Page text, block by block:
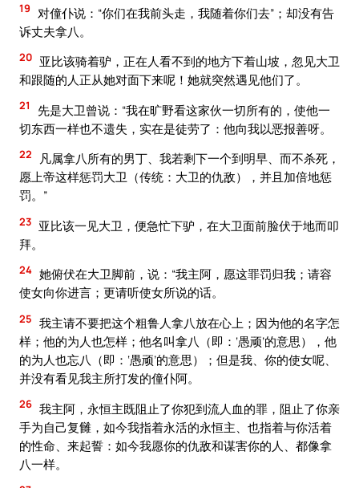
19
对僮仆说：“你们在我前头走，我随着你们去”；却没有告
诉丈夫拿八。
20 亚比该骑着驴，正在人看不到的地方下着山坡，忽见大卫
和跟随的人正从她对面下来呢！她就突然遇见他们了。
21
先是大卫曾说：“我在旷野看这家伙一切所有的，使他一
切东西一样也不遗失，实在是徒劳了：他向我以恶报善呀。
22
凡属拿八所有的男丁、我若剩下一个到明早、而不杀死，
愿上帝这样惩罚大卫（传统：大卫的仇敌），并且加倍地惩
罚。”
23 亚比该一见大卫，便急忙下驴，在大卫面前脸伏于地而叩
拜。
24 她俯伏在大卫脚前，说：“我主阿，愿这罪罚归我；请容
使女向你进言；更请听使女所说的话。
25 我主请不要把这个粗鲁人拿八放在心上；因为他的名字怎
样；他的为人也怎样；他名叫拿八（即：‘愚顽’的意思），他
的为人也忘八（即：‘愚顽’的意思）；但是我、你的使女呢、
并没有看见我主所打发的僮仆阿。
26 我主阿，永恒主既阻止了你犯到流人血的罪，阻止了你亲
手为自己复雠，如今我指着永活的永恒主、也指着与你活着
的性命、来起誓：如今我愿你的仇敌和谋害你的人、都像拿
八一样。